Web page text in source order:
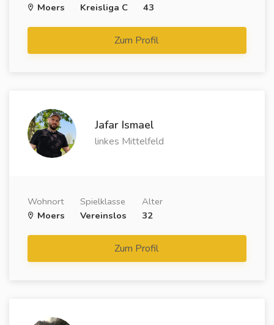
Moers
Kreisliga C
43
Zum Profil
Jafar Ismael
linkes Mittelfeld
Wohnort
Moers
Spielklasse
Vereinslos
Alter
32
Zum Profil